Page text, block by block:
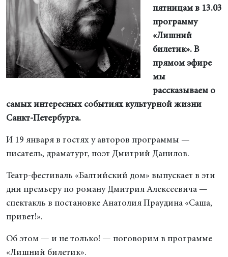
пятницам в 13.03
программу
«Лишний
билетик». В
прямом эфире
мы
рассказываем о
самых интересных событиях культурной жизни
Санкт-Петербурга.
И 19 января в гостях у авторов программы —
писатель, драматург, поэт Дмитрий Данилов.
Театр-фестиваль «Балтийский дом» выпускает в эти
дни премьеру по роману Дмитрия Алексеевича —
спектакль в постановке Анатолия Праудина «Саша,
привет!».
Об этом — и не только! — поговорим в программе
«Лишний билетик».